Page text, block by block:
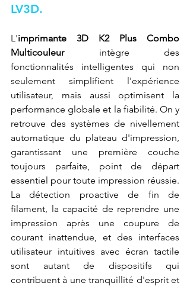
LV3D.
L'imprimante 3D K2 Plus Combo
Multicouleur intègre des
fonctionnalités intelligentes qui non
seulement simplifient l'expérience
utilisateur, mais aussi optimisent la
performance globale et la fiabilité. On y
retrouve des systèmes de nivellement
automatique du plateau d'impression,
garantissant une première couche
toujours parfaite, point de départ
essentiel pour toute impression réussie.
La détection proactive de fin de
filament, la capacité de reprendre une
impression après une coupure de
courant inattendue, et des interfaces
utilisateur intuitives avec écran tactile
sont autant de dispositifs qui
contribuent à une tranquillité d'esprit et